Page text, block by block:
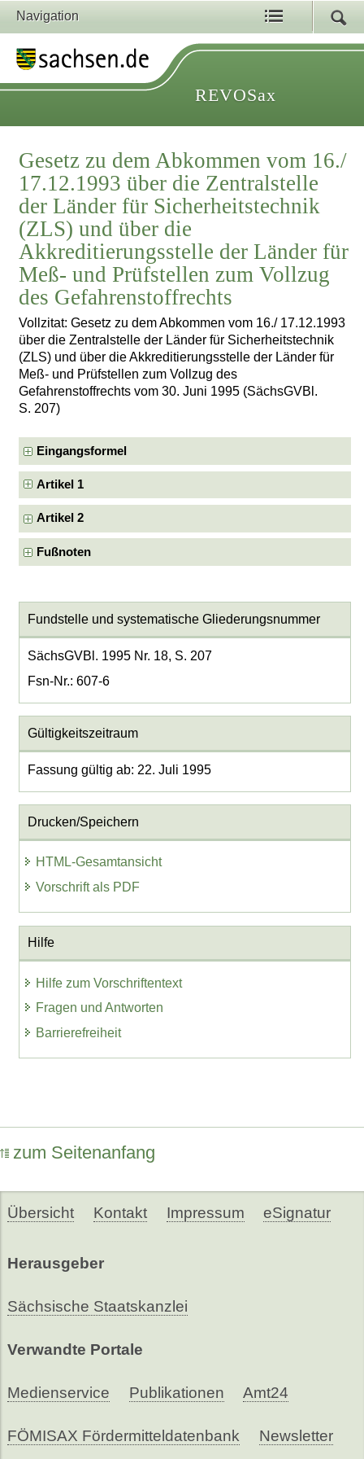
Navigation
REVOSax
Gesetz zu dem Abkommen vom 16./
17.12.1993 über die Zentralstelle
der Länder für Sicherheitstechnik
(ZLS) und über die
Akkreditierungsstelle der Länder für
Meß- und Prüfstellen zum Vollzug
des Gefahrenstoffrechts
Vollzitat: Gesetz zu dem Abkommen vom 16./ 17.12.1993
über die Zentralstelle der Länder für Sicherheitstechnik
(ZLS) und über die Akkreditierungsstelle der Länder für
Meß- und Prüfstellen zum Vollzug des
Gefahrenstoffrechts vom 30. Juni 1995 (SächsGVBl.
S. 207)
Eingangsformel
Artikel 1
Artikel 2
Fußnoten
Fundstelle und systematische Gliederungsnummer
SächsGVBl. 1995 Nr. 18, S. 207
Fsn-Nr.: 607-6
Gültigkeitszeitraum
Fassung gültig ab: 22. Juli 1995
Drucken/Speichern
HTML-Gesamtansicht
Vorschrift als PDF
Hilfe
Hilfe zum Vorschriftentext
Fragen und Antworten
Barrierefreiheit
zum Seitenanfang
Übersicht Kontakt Impressum eSignatur
Herausgeber
Sächsische Staatskanzlei
Verwandte Portale
Medienservice Publikationen Amt24
FÖMISAX Fördermitteldatenbank Newsletter